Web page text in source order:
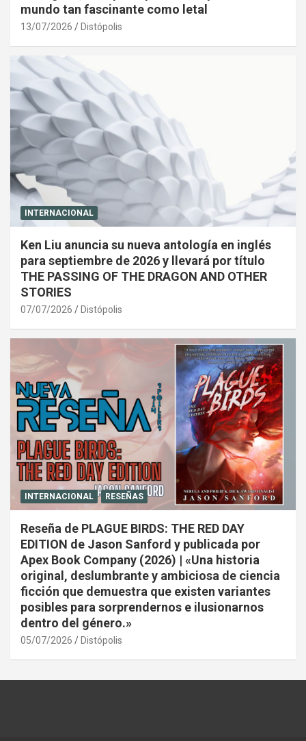
mundo tan fascinante como letal
13/07/2026 Distópolis
INTERNACIONAL
Ken Liu anuncia su nueva antología en inglés
para septiembre de 2026 y llevará por título
THE PASSING OF THE DRAGON AND OTHER
STORIES
07/07/2026 Distópolis
INTERNACIONAL RESEÑAS
Reseña de PLAGUE BIRDS: THE RED DAY
EDITION de Jason Sanford y publicada por
Apex Book Company (2026) | «Una historia
original, deslumbrante y ambiciosa de ciencia
ficción que demuestra que existen variantes
posibles para sorprendernos e ilusionarnos
dentro del género.»
05/07/2026 Distópolis